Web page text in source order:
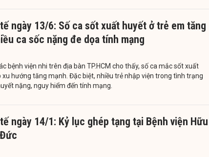
ngày 13/6: Số ca sốt xuất huyết ở trẻ em tăng
ca sốc nặng đe dọa tính mạng
bệnh viện nhi trên địa bàn TP.HCM cho thấy, số ca mắc sốt xuất
xu hướng tăng mạnh. Đặc biệt, nhiều trẻ nhập viện trong tình trạng
nặng, nguy hiểm đến tính mạng.
ngày 14/1: Kỷ lục ghép tạng tại Bệnh viện Hữu